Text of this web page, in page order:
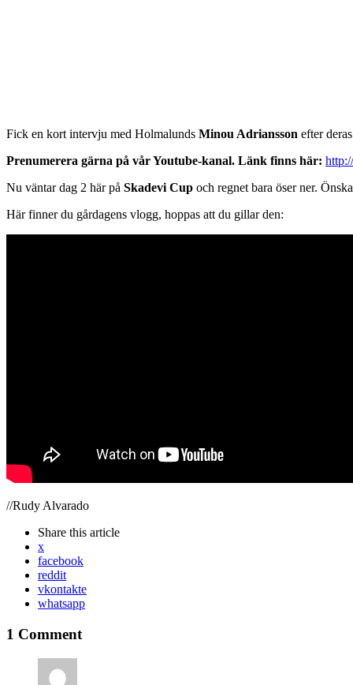
Fick en kort intervju med Holmalunds Minou Adriansson efter
Prenumerera gärna på vår Youtube-kanal. Länk finns här:
Nu väntar dag 2 här på Skadevi Cup och regnet bara öser ner.
Här finner du gårdagens vlogg, hoppas att du gillar den:
//Rudy Alvarado
Share this article
x
facebook
reddit
vkontakte
whatsapp
1 Comment